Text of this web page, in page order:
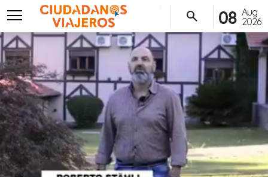
menu
Aug
2026
08
search